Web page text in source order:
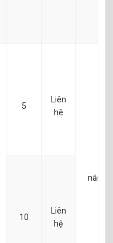
5
Liên
hê
năm
10
Liên
hệ